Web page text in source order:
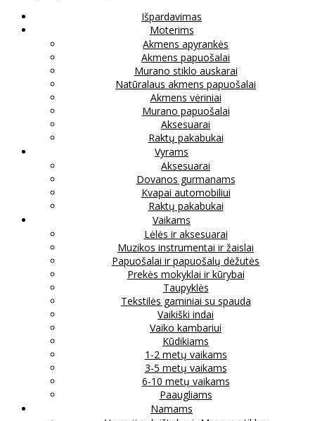
Išpardavimas
Moterims
Akmens apyrankės
Akmens papuošalai
Murano stiklo auskarai
Natūralaus akmens papuošalai
Akmens vėriniai
Murano papuošalai
Aksesuarai
Raktų pakabukai
Vyrams
Aksesuarai
Dovanos gurmanams
Kvapai automobiliui
Raktų pakabukai
Vaikams
Lėlės ir aksesuarai
Muzikos instrumentai ir žaislai
Papuošalai ir papuošalų dėžutės
Prekės mokyklai ir kūrybai
Taupyklės
Tekstilės gaminiai su spauda
Vaikiški indai
Vaiko kambariui
Kūdikiams
1-2 metų vaikams
3-5 metų vaikams
6-10 metų vaikams
Paaugliams
Namams